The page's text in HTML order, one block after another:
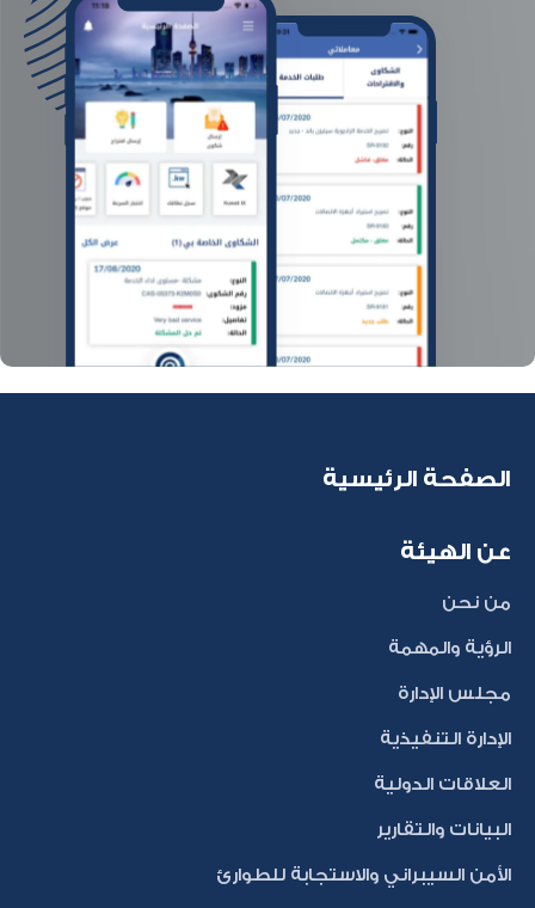
الصفحة الرئيسية
عن الهيئة
من نحن
الرؤية والمهمة
مجلس الإدارة
الإدارة التنفيذية
العلاقات الدولية
البيانات والتقارير
الأمن السيبراني والاستجابة للطوارئ